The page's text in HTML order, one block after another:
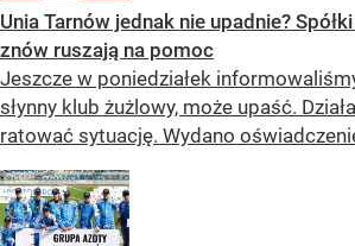
Unia Tarnów jednak nie upadnie?
znów ruszają na pomoc
Jeszcze w poniedziałek
słynny klub żużlowy, może upaść.
ratować sytuację. Wydano